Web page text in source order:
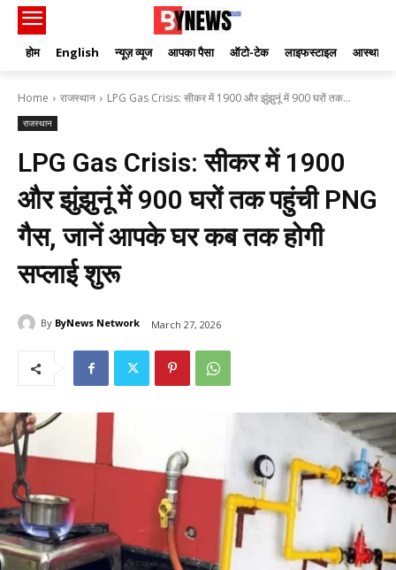
होम English न्यूज़ व्यूज आपका पैसा ऑटो-टेक लाइफस्टाइल आस्था
Home राजस्थान LPG Gas Crisis: सीकर में 1900 और झुंझुनूं में 900 घरों तक...
राजस्थान
LPG Gas Crisis: सीकर में 1900
और झुंझुनूं में 900 घरों तक पहुंची PNG
गैस, जानें आपके घर कब तक होगी
सप्लाई शुरू
By ByNews Network March 27, 2026